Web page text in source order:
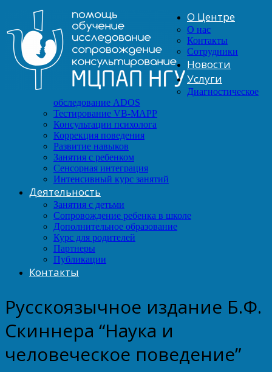
О Центре
О нас
Контакты
Сотрудники
Новости
Услуги
Диагностическое
обследование ADOS
Тестирование VB-MAPP
Консультации психолога
Коррекция поведения
Развитие навыков
Занятия с ребенком
Сенсорная интеграция
Интенсивный курс занятий
Деятельность
Занятия с детьми
Сопровождение ребенка в школе
Дополнительное образование
Курс для родителей
Партнеры
Публикации
Контакты
Русскоязычное издание Б.Ф.
Скиннера “Наука и
человеческое поведение”